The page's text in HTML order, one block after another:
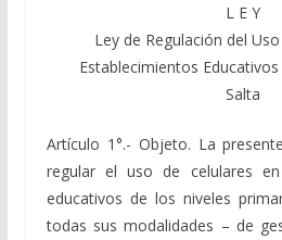
L E Y
Ley de Regulación del
Establecimientos
Salta
Artículo 1°.- Objeto. La
regular el uso de celulares
educativos de los niveles
todas sus modalidades – de